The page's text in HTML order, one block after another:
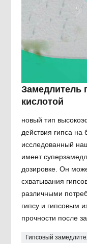
Замедлитель
кислотой
новый тип
действия гипса на
исследованный
имеет
дозировке. Он
схватывания
различными
гипсу и гипсовым
прочности после
Гипсовый